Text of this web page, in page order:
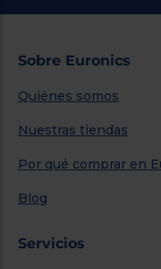
Sobre Euronics
Quiénes somos
Nuestras tiendas
Por qué comprar en
Blog
Servicios